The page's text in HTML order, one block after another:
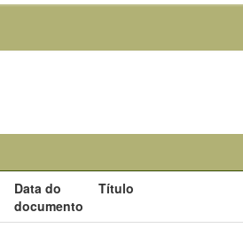
Data do
documento
Título